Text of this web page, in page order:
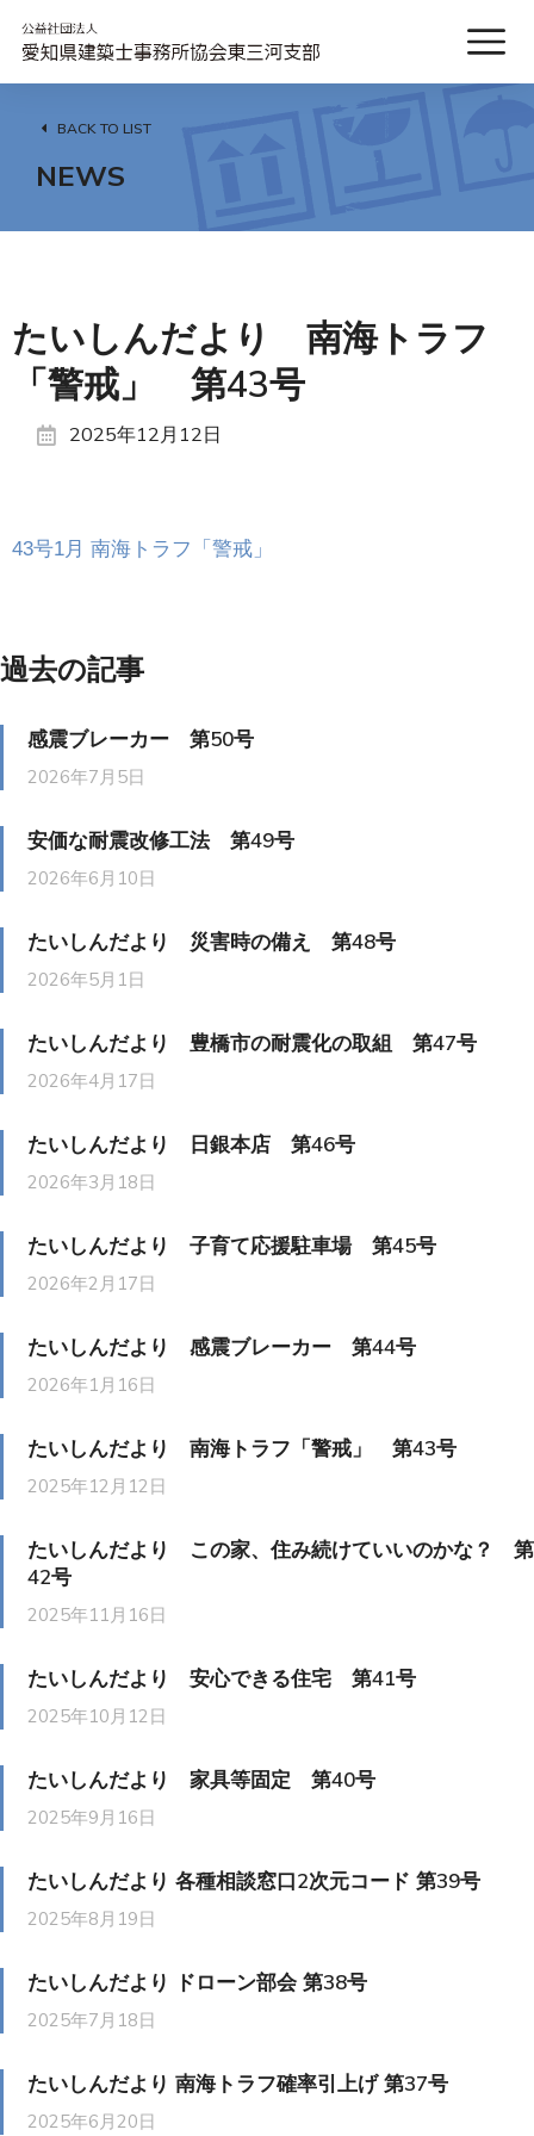
BACK TO LIST
NEWS
たいしんだより 南海トラフ
「警戒」 第43号
2025年12月12日
43号1月 南海トラフ「警戒」
過去の記事
感震ブレーカー 第50号
2026年7月5日
安価な耐震改修工法 第49号
2026年6月10日
たいしんだより 災害時の備え 第48号
2026年5月1日
たいしんだより 豊橋市の耐震化の取組 第47号
2026年4月17日
たいしんだより 日銀本店 第46号
2026年3月18日
たいしんだより 子育て応援駐車場 第45号
2026年2月17日
たいしんだより 感震ブレーカー 第44号
2026年1月16日
たいしんだより 南海トラフ「警戒」 第43号
2025年12月12日
たいしんだより この家、住み続けていいのかな？ 第
42号
2025年11月16日
たいしんだより 安心できる住宅 第41号
2025年10月12日
たいしんだより 家具等固定 第40号
2025年9月16日
たいしんだより 各種相談窓口2次元コード 第39号
2025年8月19日
たいしんだより ドローン部会 第38号
2025年7月18日
たいしんだより 南海トラフ確率引上げ 第37号
2025年6月20日